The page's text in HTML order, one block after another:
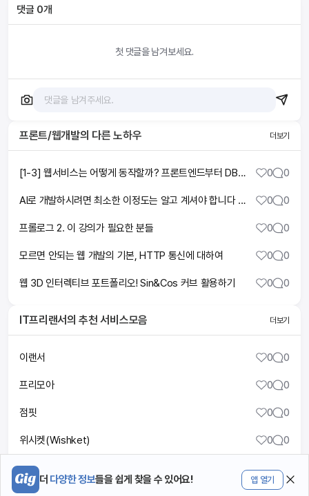
더 다양한 정보들을 쉽게 찾을 수 있어요! 앱 열기
댓글 0개
첫 댓글을 남겨보세요.
프론트/웹개발의 다른 노하우 더보기
[1-3] 웹서비스는 어떻게 동작할까? 프론트엔드부터 DB·Docker·배포까지 0 0
AI로 개발하시려면 최소한 이정도는 알고 계셔야 합니다 | 현업 개발자의 웹앱개발 기초 과외 0 0
프롤로그 2. 이 강의가 필요한 분들 0 0
모르면 안되는 웹 개발의 기본, HTTP 통신에 대하여 0 0
웹 3D 인터렉티브 포트폴리오! Sin&Cos 커브 활용하기 0 0
IT프리랜서의 추천 서비스모음 더보기
이랜서 0 0
프리모아 0 0
점핏 0 0
위시켓(Wishket) 0 0
프로그래머스 1